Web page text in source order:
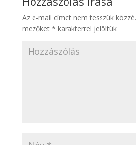
Az e-mail címet nem tesszük közzé.
mezőket * karakterrel jelöltük